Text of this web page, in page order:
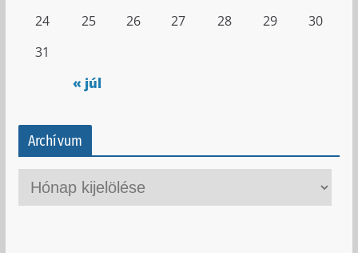
« júl
24
25 26 27 28 29
30
31
Archívum
r